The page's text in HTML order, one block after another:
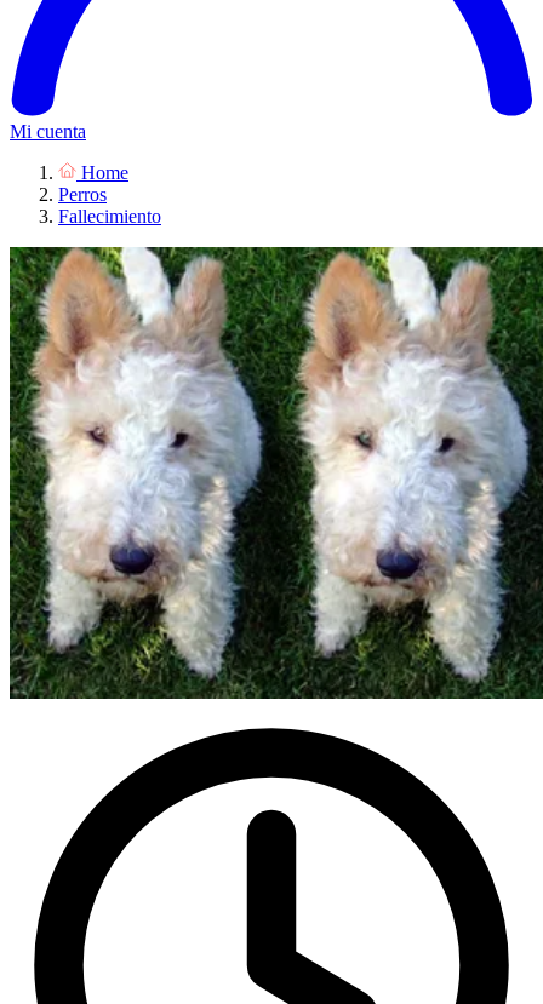
Mi cuenta
Home
Perros
Fallecimiento